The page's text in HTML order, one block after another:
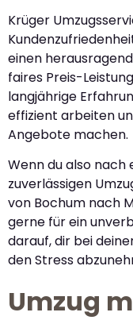
Krüger
einen
faires Preis-
langjährige
effizient arbeiten
Angebote machen.
Wenn du also nach
zuverlässigen
von Bochum nach
gerne für ein
darauf, dir bei
den Stress
Umzug